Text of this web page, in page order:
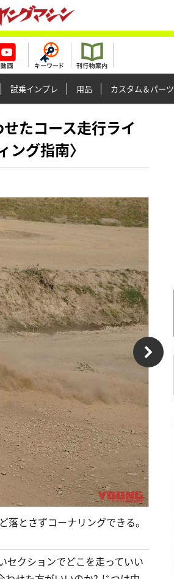
試乗インプレ 用品 カスタム＆パーツ
たコース走行ライ
グ指南〉
とさずコーナリングできる。
セクションでどこを走っていい